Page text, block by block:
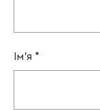
Ім'я *